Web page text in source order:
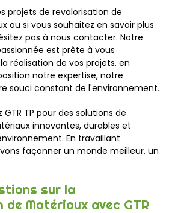
projets de revalorisation de
ou si vous souhaitez en savoir plus
pas à nous contacter. Notre
est prête à vous
réalisation de vos projets, en
notre expertise, notre
souci constant de l'environnement.
TP pour des solutions de
innovantes, durables et
En travaillant
façonner un monde meilleur, un
sur la
de Matériaux avec GTR